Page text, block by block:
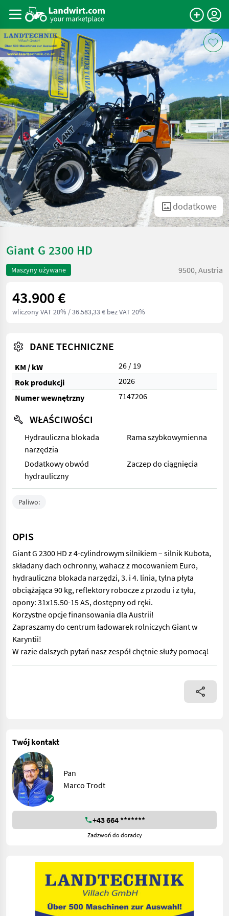
dodatkowe
Giant G 2300 HD
Maszyny używane 9500, Austria
43.900 €
wliczony VAT 20% / 36.583,33 € bez VAT 20%
DANE TECHNICZNE
KM / kW
26 / 19
Rok produkcji
2026
Numer wewnętrzny
7147206
WŁAŚCIWOŚCI
Hydrauliczna blokada
narzędzia
Rama szybkowymienna
Dodatkowy obwód
hydrauliczny
Zaczep do ciągnięcia
Paliwo:
OPIS
Giant G 2300 HD z 4-cylindrowym silnikiem – silnik Kubota,
składany dach ochronny, wahacz z mocowaniem Euro,
hydrauliczna blokada narzędzi, 3. i 4. linia, tylna płyta
obciążająca 90 kg, reflektory robocze z przodu i z tyłu,
opony: 31x15.50-15 AS, dostępny od ręki.
Korzystne opcje finansowania dla Austrii!
Zapraszamy do centrum ładowarek rolniczych Giant w
Karyntii!
W razie dalszych pytań nasz zespół chętnie służy pomocą!
Giant G 2300 HD z 4-cylindrowym silnikiem – silnik Kubota,
Twój kontakt
Pan
Marco Trodt
+43 664 *******
Zadzwoń do doradcy